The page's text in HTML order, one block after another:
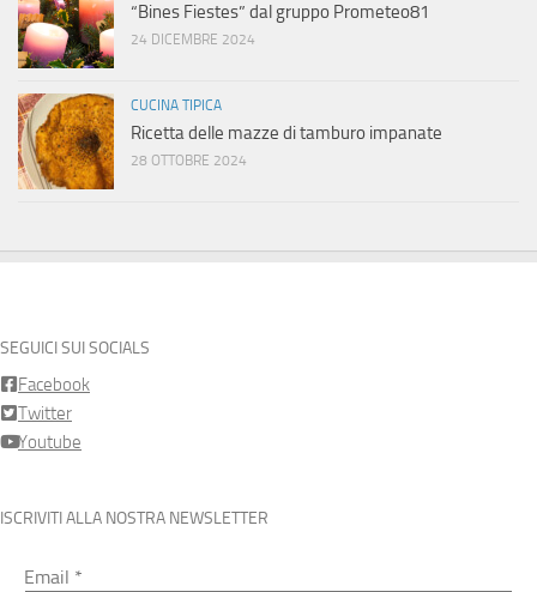
“Bines Fiestes” dal gruppo Prometeo81
24 DICEMBRE 2024
CUCINA TIPICA
Ricetta delle mazze di tamburo impanate
28 OTTOBRE 2024
SEGUICI SUI SOCIALS
Facebook
Twitter
Youtube
ISCRIVITI ALLA NOSTRA NEWSLETTER
Email *